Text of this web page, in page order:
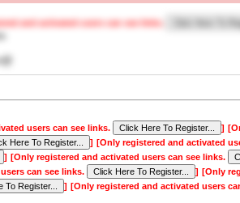
and activated users can see links.
users can see links. ]
] [Only registered and activated
] [Only registered and activated users can see links.
can see links.
] [Only
] [Only registered and activated users